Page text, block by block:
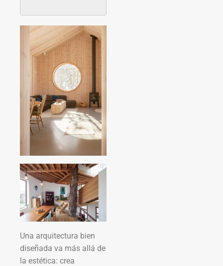
Una arquitectura bien
diseñada va más allá de
la estética: crea